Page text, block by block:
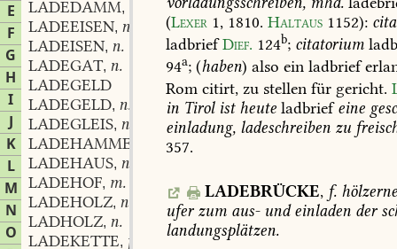
E
F
G
H
I
J
K
L
M
N
O
LADEDAMM,
LADEEISEN, n.
LADEISEN, n.
LADEGAT, n.
LADEGELD
LADEGELD, n.
LADEGLEIS, n.
LADEHAMMER
LADEHAUS, n.
LADEHOF, m.
LADEHOLZ, n.
LADHOLZ, n.
LADEKETTE, f.
(Lexer 1, 1810. Haltaus 1152):
ladbrief Dief. 124b; citatorium
94a; (haben) also ein ladbrief
Rom citirt, zu stellen für gericht.
in Tirolistheute ladbrief eine
einladung, ladeschreiben zu
357.
LADEBRÜCKE, f.
uferzum aus-undeinladen der
landungsplätzen.